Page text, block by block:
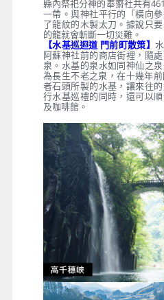
縣內祭祀分神的奉齋社共有
一帶。與神社平行的「橫向
了龍紋的木製太刀。據說只
的龍就會斬斷一切災難。
【水基巡迴道 門前町散策】
阿蘇神社前的商店街裡，隨
泉。水基的泉水如同神仙之
為長生不老之泉，在十幾年
者石頭所製的水基，讓來往
行水基巡禮的同時，還可以
及咖啡館。